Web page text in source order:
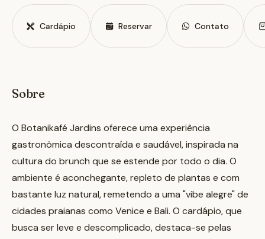
Cardápio Reservar Contato
Sobre
O Botanikafé Jardins oferece uma experiência
gastronômica descontraída e saudável, inspirada na
cultura do brunch que se estende por todo o dia. O
ambiente é aconchegante, repleto de plantas e com
bastante luz natural, remetendo a uma "vibe alegre" de
cidades praianas como Venice e Bali. O cardápio, que
busca ser leve e descomplicado, destaca-se pelas